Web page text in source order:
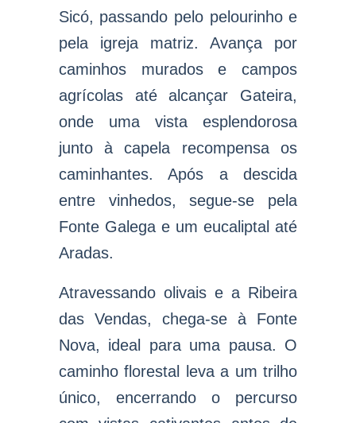
Sicó, passando pelo pelourinho e
pela igreja matriz. Avança por
caminhos murados e campos
agrícolas até alcançar Gateira,
onde uma vista esplendorosa
junto à capela recompensa os
caminhantes. Após a descida
entre vinhedos, segue-se pela
Fonte Galega e um eucaliptal até
Aradas.
Atravessando olivais e a Ribeira
das Vendas, chega-se à Fonte
Nova, ideal para uma pausa. O
caminho florestal leva a um trilho
único, encerrando o percurso